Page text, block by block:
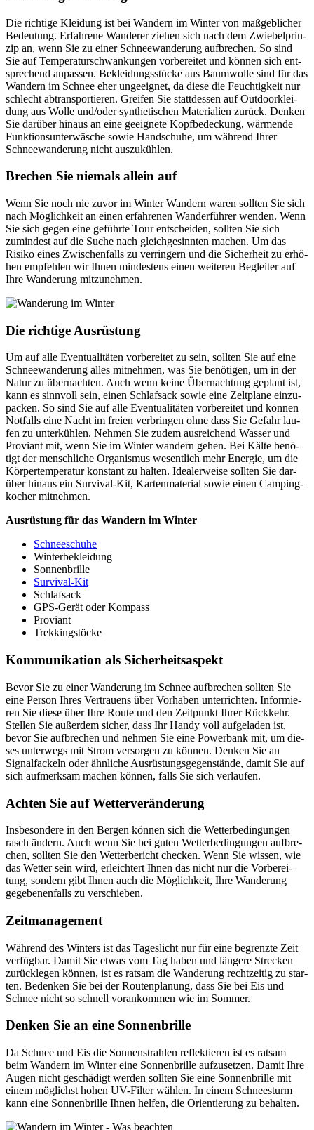
Die rich­tige Klei­dung ist bei Wan­dern im Win­ter von maß­geb­li­cher
Bedeu­tung. Erfah­rene Wan­de­rer zie­hen sich nach dem Zwie­bel­prin­
zip an, wenn Sie zu einer Schnee­wan­de­rung auf­bre­chen. So sind
Sie auf Tem­pe­ra­tur­schwan­kun­gen vor­be­rei­tet und kön­nen sich ent­
spre­chend anpas­sen. Beklei­dungs­stü­cke aus Baum­wolle sind für das
Wan­dern im Schnee eher unge­eig­net, da diese die Feuch­tig­keit nur
schlecht abtrans­por­tie­ren. Grei­fen Sie statt­des­sen auf Out­door­klei­
dung aus Wolle und/oder syn­the­ti­schen Mate­ria­lien zurück. Den­ken
Sie dar­über hin­aus an eine geeig­nete Kopf­be­de­ckung, wär­mende
Funk­ti­ons­un­ter­wä­sche sowie Hand­schuhe, um wäh­rend Ihrer
Schnee­wan­de­rung nicht aus­zu­küh­len.
Bre­chen Sie nie­mals allein auf
Wenn Sie noch nie zuvor im Win­ter Wan­dern waren soll­ten Sie sich
nach Mög­lich­keit an einen erfah­re­nen Wan­der­füh­rer wen­den. Wenn
Sie sich gegen eine geführte Tour ent­schei­den, soll­ten Sie sich
zumin­dest auf die Suche nach gleich­ge­sinn­ten machen. Um das
Risiko eines Zwi­schen­falls zu ver­rin­gern und die Sicher­heit zu erhö­
hen emp­feh­len wir Ihnen min­des­tens einen wei­te­ren Beglei­ter auf
Ihre Wan­de­rung mit­zu­neh­men.
Die rich­tige Aus­rüs­tung
Um auf alle Even­tua­li­tä­ten vor­be­rei­tet zu sein, soll­ten Sie auf eine
Schnee­wan­de­rung alles mit­neh­men, was Sie benö­ti­gen, um in der
Natur zu über­nach­ten. Auch wenn keine Über­nach­tung geplant ist,
kann es sinn­voll sein, einen Schlaf­sack sowie eine Zelt­plane ein­zu­
pa­cken. So sind Sie auf alle Even­tua­li­tä­ten vor­be­rei­tet und kön­nen
Not­falls eine Nacht im freien ver­brin­gen ohne dass Sie Gefahr lau­
fen zu unter­küh­len. Neh­men Sie zudem aus­rei­chend Was­ser und
Pro­vi­ant mit, wenn Sie im Win­ter wan­dern gehen. Bei Kälte benö­
tigt der mensch­li­che Orga­nis­mus wesent­lich mehr Ener­gie, um die
Kör­per­tem­pe­ra­tur kon­stant zu hal­ten. Idea­ler­weise soll­ten Sie dar­
über hin­aus ein Sur­vi­val-Kit, Kar­ten­ma­te­rial sowie einen Cam­ping­
ko­cher mit­neh­men.
Aus­rüs­tung für das Wan­dern im Win­ter
Schnee­schuhe
Win­ter­be­klei­dung
Son­nen­brille
Sur­vi­val-Kit
Schlaf­sack
GPS-Gerät oder Kom­pass
Pro­vi­ant
Trek­king­stö­cke
Kom­mu­ni­ka­tion als Sicher­heits­aspekt
Bevor Sie zu einer Wan­de­rung im Schnee auf­bre­chen soll­ten Sie
eine Per­son Ihres Ver­trau­ens über Vor­ha­ben unter­rich­ten. Infor­mie­
ren Sie diese über Ihre Route und den Zeit­punkt Ihrer Rück­kehr.
Stel­len Sie außer­dem sicher, dass Ihr Handy voll auf­ge­la­den ist,
bevor Sie auf­bre­chen und neh­men Sie eine Power­bank mit, um die­
ses unter­wegs mit Strom ver­sor­gen zu kön­nen. Den­ken Sie an
Signal­fa­ckeln oder ähn­li­che Aus­rüs­tungs­ge­gen­stände, damit Sie auf
sich auf­merk­sam machen kön­nen, falls Sie sich ver­lau­fen.
Ach­ten Sie auf Wet­ter­ver­än­de­rung
Ins­be­son­dere in den Ber­gen kön­nen sich die Wet­ter­be­din­gun­gen
rasch ändern. Auch wenn Sie bei guten Wet­ter­be­din­gun­gen auf­bre­
chen, soll­ten Sie den Wet­ter­be­richt che­cken. Wenn Sie wis­sen, wie
das Wet­ter sein wird, erleich­tert Ihnen das nicht nur die Vor­be­rei­
tung, son­dern gibt Ihnen auch die Mög­lich­keit, Ihre Wan­de­rung
gege­be­nen­falls zu ver­schie­ben.
Zeit­ma­nage­ment
Wäh­rend des Win­ters ist das Tages­licht nur für eine begrenzte Zeit
ver­füg­bar. Damit Sie etwas vom Tag haben und län­gere Stre­cken
zurück­le­gen kön­nen, ist es rat­sam die Wan­de­rung recht­zei­tig zu star­
ten. Beden­ken Sie bei der Rou­ten­pla­nung, dass Sie bei Eis und
Schnee nicht so schnell vor­an­kom­men wie im Som­mer.
Den­ken Sie an eine Son­nen­brille
Da Schnee und Eis die Son­nen­strah­len reflek­tie­ren ist es rat­sam
beim Wan­dern im Win­ter eine Son­nen­brille auf­zu­set­zen. Damit Ihre
Augen nicht geschä­digt wer­den soll­ten Sie eine Son­nen­brille mit
einem mög­lichst hohen UV-Fil­ter wäh­len. In einem Schnee­sturm
kann eine Son­nen­brille Ihnen hel­fen, die Ori­en­tie­rung zu behal­ten.